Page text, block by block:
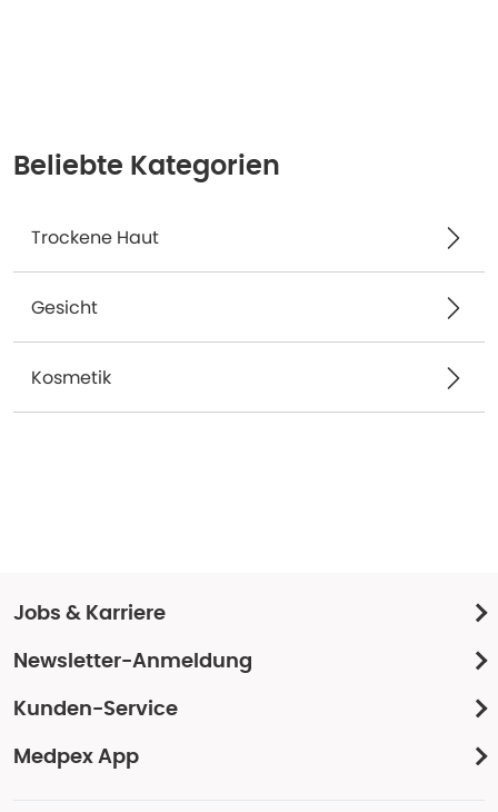
Beliebte Kategorien
Trockene Haut
Gesicht
Kosmetik
Jobs & Karriere
Newsletter-Anmeldung
Kunden-Service
Medpex App